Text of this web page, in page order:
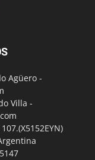
Agüero -
Villa -